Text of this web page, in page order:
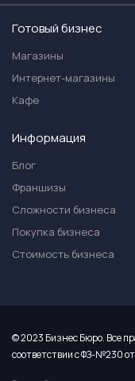
Готовый бизнес
Магазины
Интернет-магазины
Кафе
Информация
Блог
Франшизы
Сложности бизнеса
Покупка бизнеса
Стоимость бизнеса
© 2023 Бизнес Бюро. Все
соответствии с ФЗ-№230